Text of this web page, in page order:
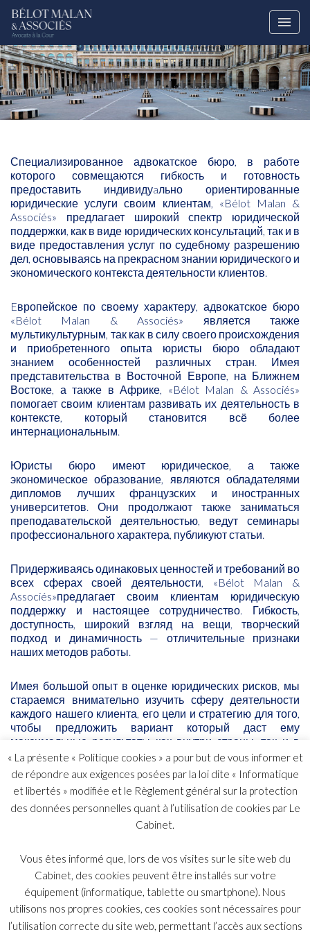
Специализированное адвокатское бюро, в работе
которого совмещаются гибкость и готовность
предоставить индивидуaльно ориентированные
юридические услуги своим клиентам, «Bélot Malan &
Associés» предлагает широкий спектр юридической
поддержки, как в виде юридических консультаций, так и в
виде предоставления услуг по судебному разрешению
дел, основываясь на прекрасном знании юридического и
экономического контекста деятельности клиентов.
Eвропейское по своему характеру, адвокатское бюро
«Bélot Malan & Associés» является также
мультикультурным, так как в силу своего происхождения
и приобретенного опыта юристы бюро обладают
знанием особенностей различных стран. Имея
представительства в Восточной Европе, на Ближнем
Востоке, а также в Африке, «Bélot Malan & Associés»
помогает своим клиентам развивать их деятельность в
контексте, который становится всё более
интернациональным.
Юристы бюро имеют юридическое, а также
экономическое образование, являются обладателями
дипломов лучших французских и иностранных
университетов. Они продолжают также заниматься
преподавательской деятельностью, ведут семинары
профессионального характера, публикуют статьи.
Придерживаясь одинаковых ценностей и требований во
всех сферах своей деятельности, «Bélot Malan &
Associés»предлагает своим клиентам юридическую
поддержку и настоящее сотрудничество. Гибкость,
доступность, широкий взгляд на вещи, творческий
подход и динамичность — отличительные признаки
наших методов работы.
Имея большой опыт в оценке юридических рисков, мы
стараемся внимательно изучить сферу деятельности
каждого нашего клиента, его цели и стратегию для того,
чтобы предложить вариант который даст ему
максимальные результаты как внутри страны, так и в
международном плане.
Адвокатское бюро «Bélot Malan & Associés» было
основано в 2005 году Фредериком БЕЛО и Александром
МАЛАН и берет свое происхождение из бюро МАЛАН,
которое в свою очередь было создано в 1937 году
Университета и кандидатом юридических наук.
Изначально деятельность бюро была направлена на
консультирование бизнеса по вопросам корпоративного
и налогового права. В то время это было одно из первых
бюро, предоставляющих международные юридические
услуги и работающее как на французском, так и на
« La présente « Politique cookies » a pour but de vous informer et
de répondre aux exigences posées par la loi dite « Informatique
et libertés » modifiée et le Règlement général sur la protection
des données personnelles quant à l’utilisation de cookies par Le
Cabinet.
Vous êtes informé que, lors de vos visites sur le site web du
Cabinet, des cookies peuvent être installés sur votre
équipement (informatique, tablette ou smartphone). Nous
utilisons nos propres cookies, ces cookies sont nécessaires pour
l’utilisation correcte du site web, permettant l’accès aux sections